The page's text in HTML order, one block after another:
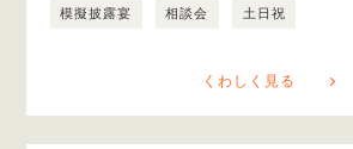
模擬披露宴 相談会 土日祝
くわしく見る